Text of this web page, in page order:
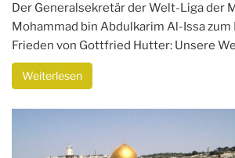
Der Generalsekretär der Welt-Liga der
Mohammad bin Abdulkarim Al-Issa
Frieden von Gottfried Hutter: Unsere
Weiterlesen